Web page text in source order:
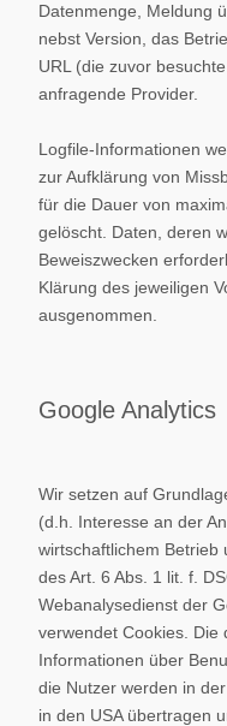
Datenmenge, Meldung
nebst Version, das
URL (die zuvor
anfragende Provider.
Logfile-Informationen
zur Aufklärung von
für die Dauer von
gelöscht. Daten, deren
Beweiszwecken
Klärung des jeweiligen
ausgenommen.
Google Analytics
Wir setzen auf
(d.h. Interesse an der
wirtschaftlichem Betrieb
des Art. 6 Abs. 1 lit. f.
Webanalysedienst der
verwendet Cookies. Die
Informationen über
die Nutzer werden in
in den USA übertragen